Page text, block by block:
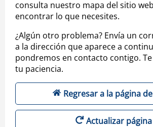
consulta nuestro mapa del sitio
encontrar lo que necesites.
¿Algún otro problema? Envía un
a la dirección que aparece a
pondremos en contacto contigo.
tu paciencia.
Regresar a la página
Actualizar página